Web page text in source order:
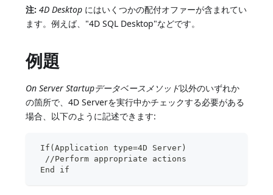
注: 4D Desktop にはいくつかの配付オファーが含まれてい
ます。例えば、"4D SQL Desktop"などです。
例題
On Server Startupデータベースメソッド以外のいずれか
の箇所で、4D Serverを実行中かチェックする必要がある
場合、以下のように記述できます:
If(Application type=4D Server)
//Perform appropriate actions
End if